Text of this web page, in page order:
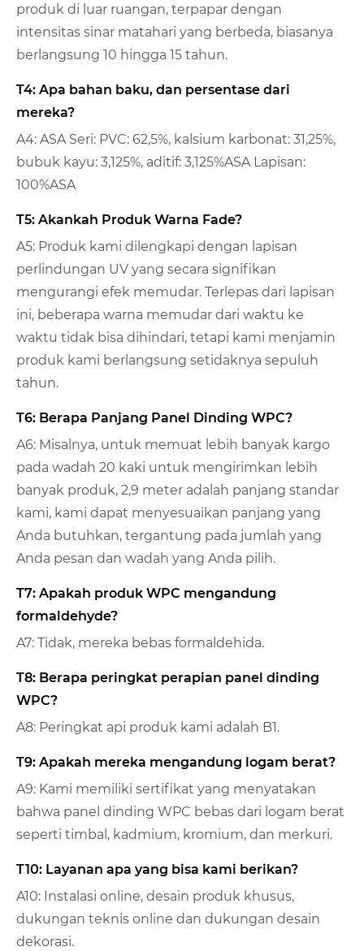
produk di luar ruangan, terpapar dengan
intensitas sinar matahari yang berbeda, biasanya
berlangsung 10 hingga 15 tahun.
T4: Apa bahan baku, dan persentase dari
mereka?
A4: ASA Seri: PVC: 62,5%, kalsium karbonat: 31,25%,
bubuk kayu: 3,125%, aditif: 3,125%ASA Lapisan:
100%ASA
T5: Akankah Produk Warna Fade?
A5: Produk kami dilengkapi dengan lapisan
perlindungan UV yang secara signifikan
mengurangi efek memudar. Terlepas dari lapisan
ini, beberapa warna memudar dari waktu ke
waktu tidak bisa dihindari, tetapi kami menjamin
produk kami berlangsung setidaknya sepuluh
tahun.
T6: Berapa Panjang Panel Dinding WPC?
A6: Misalnya, untuk memuat lebih banyak kargo
pada wadah 20 kaki untuk mengirimkan lebih
banyak produk, 2,9 meter adalah panjang standar
kami, kami dapat menyesuaikan panjang yang
Anda butuhkan, tergantung pada jumlah yang
Anda pesan dan wadah yang Anda pilih.
T7: Apakah produk WPC mengandung
formaldehyde?
A7: Tidak, mereka bebas formaldehida.
T8: Berapa peringkat perapian panel dinding
WPC?
A8: Peringkat api produk kami adalah B1.
T9: Apakah mereka mengandung logam berat?
A9: Kami memiliki sertifikat yang menyatakan
bahwa panel dinding WPC bebas dari logam berat
seperti timbal, kadmium, kromium, dan merkuri.
T10: Layanan apa yang bisa kami berikan?
A10: Instalasi online, desain produk khusus,
dukungan teknis online dan dukungan desain
dekorasi.